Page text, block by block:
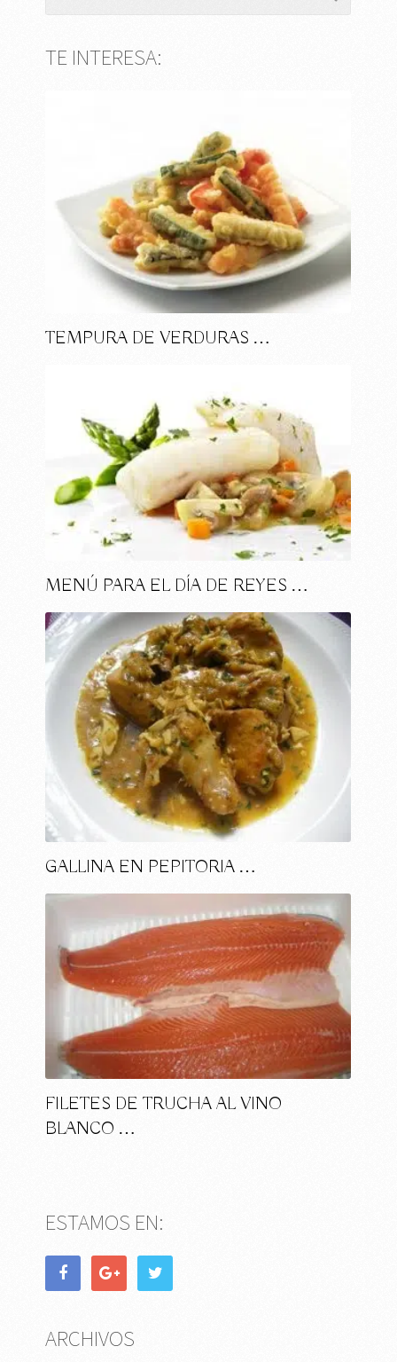
TE INTERESA:
TEMPURA DE VERDURAS …
MENÚ PARA EL DÍA DE REYES …
GALLINA EN PEPITORIA …
FILETES DE TRUCHA AL VINO
BLANCO …
ESTAMOS EN:
ARCHIVOS